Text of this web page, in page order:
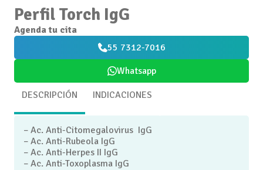
Perfil Torch IgG
Agenda tu cita
55 7312-7016
Whatsapp
DESCRIPCIÓN INDICACIONES
– Ac. Anti-Citomegalovirus IgG
– Ac. Anti-Rubeola IgG
– Ac. Anti-Herpes II IgG
– Ac. Anti-Toxoplasma IgG